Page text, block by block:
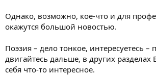
Однако, возможно, кое-что и для
окажутся большой новостью.
Поэзия – дело тонкое, интересуетесь –
двигайтесь дальше, в других разделах
себя что-то интересное.